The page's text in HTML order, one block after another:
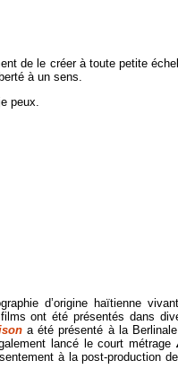
de le créer à toute petite
à un sens.
peux.
d’origine haïtienne
ont été présentés dans
a été présenté à la
lancé le court métrage
à la post-production